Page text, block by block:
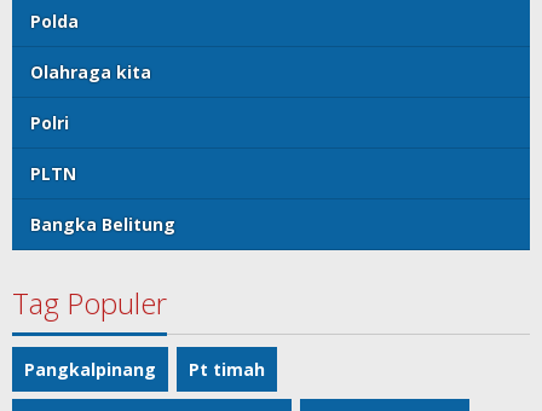
Polda
Olahraga kita
Polri
PLTN
Bangka Belitung
Tag Populer
Pangkalpinang Pt timah